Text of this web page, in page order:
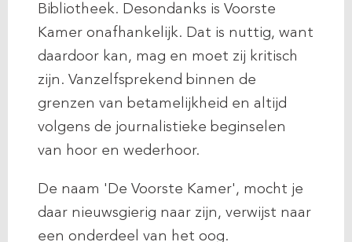
Bibliotheek. Desondanks is Voorste
Kamer onafhankelijk. Dat is nuttig, want
daardoor kan, mag en moet zij kritisch
zijn. Vanzelfsprekend binnen de
grenzen van betamelijkheid en altijd
volgens de journalistieke beginselen
van hoor en wederhoor.
De naam 'De Voorste Kamer', mocht je
daar nieuwsgierig naar zijn, verwijst naar
een onderdeel van het oog.